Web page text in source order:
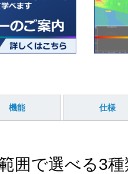
機能 仕様
囲で選べる3